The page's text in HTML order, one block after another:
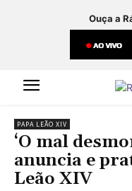
Ouça a
PAPA LEÃO XIV
‘O mal
anuncia e
Leão XIV